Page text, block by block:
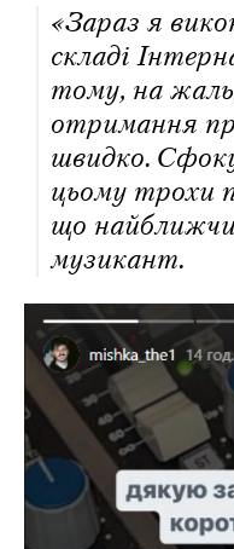
«Зараз я
складі
тому, на
отримання
швидко.
цьому трохи
що
музикант.